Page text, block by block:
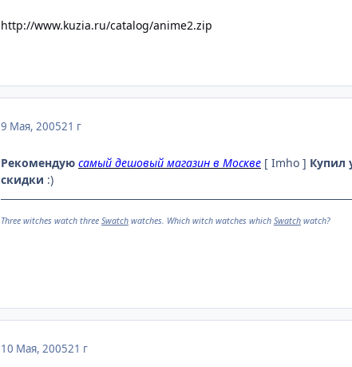
http://www.kuzia.ru/catalog/anime2.zip
9 Мая, 200521 г
Рекомендую самый дешовый магазин в Москве [ Imho ] Купил
скидки :)
Three witches watch three Swatch watches. Which witch watches which Swatch watch?
10 Мая, 200521 г